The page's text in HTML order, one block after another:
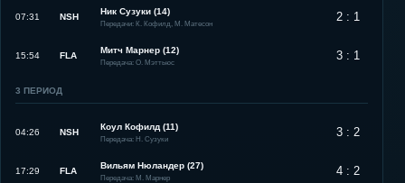
07:31 NSH
Ник Сузуки (14)
Передачи: К. Кофилд, М. Матесон 2 : 1
15:54 FLA
Митч Марнер (12)
Передача: О. Мэттьюс 3 : 1
3 ПЕРИОД
04:26 NSH
Коул Кофилд (11)
Передача: Н. Сузуки 3 : 2
17:29 FLA
Вильям Нюландер (27)
Передача: М. Марнер 4 : 2